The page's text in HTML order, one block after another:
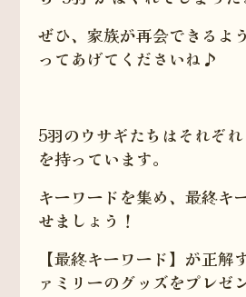
ぜひ、家族が再会できるよ
ってあげてくださいね♪
5羽のウサギたちはそれぞれ
を持っています。
キーワードを集め、最終キ
せましょう！
【最終キーワード】が正解
ァミリーのグッズをプレゼ